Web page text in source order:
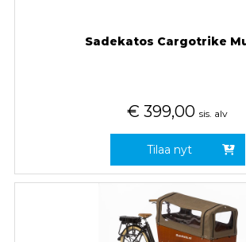
Sadekatos Cargotrike
€ 399,00 sis. alv
Tilaa nyt